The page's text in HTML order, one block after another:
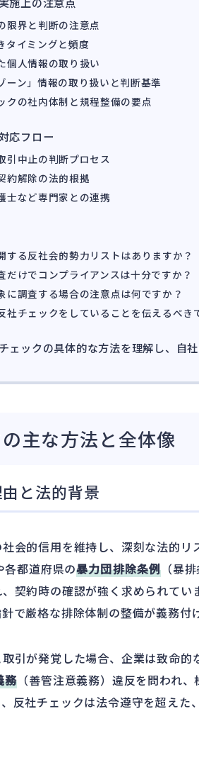
限界と判断の注意点
タイミングと頻度
個人情報の取り扱い
ーン」情報の取り扱いと判断基準
クの社内体制と規程整備の要点
応フロー
引中止の判断プロセス
約解除の法的根拠
士など専門家との連携
する反社会的勢力リストはありますか？
だけでコンプライアンスは十分ですか？
に調査する場合の注意点は何ですか？
社チェックをしていることを伝えるべき
ェックの具体的な方法を理解し、自
主な方法と全体像
と法的背景
会的信用を維持し、深刻な法的
各都道府県の暴力団排除条例 （暴
契約時の確認が強く求められてい
で厳格な排除体制の整備が義務付
引が発覚した場合、企業は致命的
務 （善管注意義務）違反を問われ
反社チェックは法令遵守を超えた